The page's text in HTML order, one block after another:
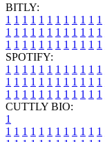
BITLY:
1 1 1 1 1 1 1 1 1 1 1 1
1 1 1 1 1 1 1 1 1 1 1 1
1 1 1 1 1 1 1 1 1 1 1 1
SPOTIFY:
1 1 1 1 1 1 1 1 1 1 1 1
1 1 1 1 1 1 1 1 1 1 1 1
1 1 1 1 1 1 1 1 1 1 1 1
CUTTLY BIO:
1
1 1 1 1 1 1 1 1 1 1 1 1